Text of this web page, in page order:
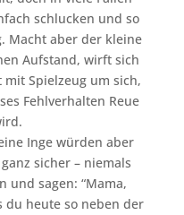
schlucken und so
Macht aber der kleine
Aufstand, wirft sich
Spielzeug um sich,
Fehlverhalten Reue
Inge würden aber
sicher – niemals
und sagen: “Mama,
du heute so neben der